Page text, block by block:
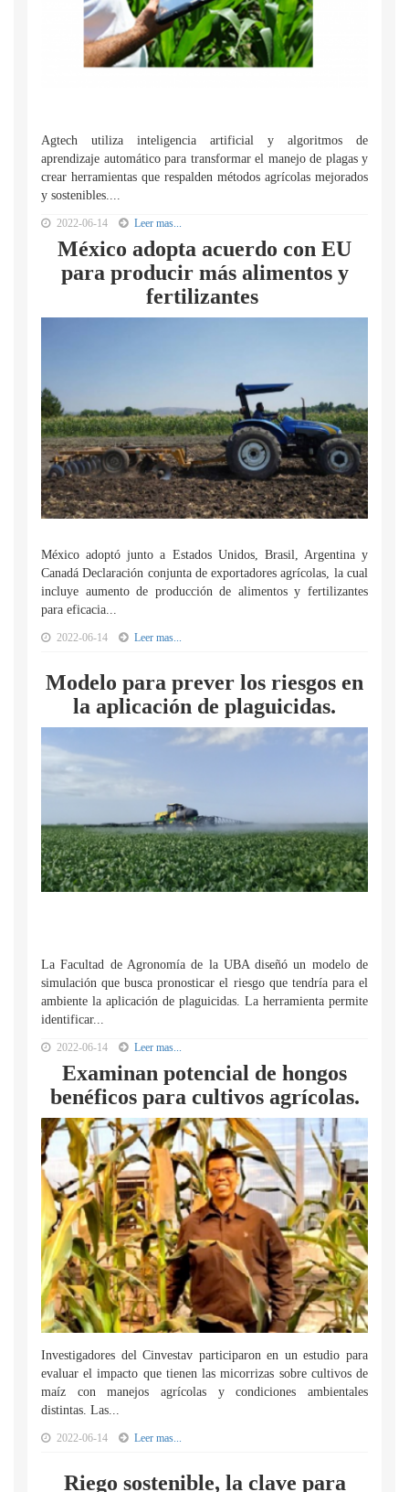
Agtech utiliza inteligencia artificial y algoritmos de
aprendizaje automático para transformar el manejo de plagas y
crear herramientas que respalden métodos agrícolas mejorados
y sostenibles....
2022-06-14 Leer mas...
México adopta acuerdo con EU
para producir más alimentos y
fertilizantes
México adoptó junto a Estados Unidos, Brasil, Argentina y
Canadá Declaración conjunta de exportadores agrícolas, la cual
incluye aumento de producción de alimentos y fertilizantes
para eficacia...
2022-06-14 Leer mas...
Modelo para prever los riesgos en
la aplicación de plaguicidas.
La Facultad de Agronomía de la UBA diseñó un modelo de
simulación que busca pronosticar el riesgo que tendría para el
ambiente la aplicación de plaguicidas. La herramienta permite
identificar...
2022-06-14 Leer mas...
Examinan potencial de hongos
benéficos para cultivos agrícolas.
Investigadores del Cinvestav participaron en un estudio para
evaluar el impacto que tienen las micorrizas sobre cultivos de
maíz con manejos agrícolas y condiciones ambientales
distintas. Las...
2022-06-14 Leer mas...
Riego sostenible, la clave para